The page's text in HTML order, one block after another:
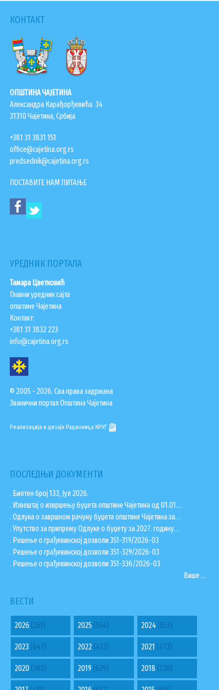
КОНТАКТ
ОПШТИНА ЧАЈЕТИНА
Александра Карађорђевића 34
31310 Чајетина, Србија
+381 31 3831 151
office@cajetina.org.rs
predsednik@cajetina.org.rs
ПОСТАВИТЕ НАМ ПИТАЊЕ
УРЕДНИК ПОРТАЛА
Тамара Цветковић
Главни уредник сајта
општине Чајетина
Контакт:
+381 31 3832 223
info@cajetina.org.rs
© 2005 - 2026. Сва права задржана
Званични портал Општина Чајетина
Реализација и дизајн Радионица КРУГ
ПОСЛЕДЊИ ДОКУМЕНТИ
. Билтен број 133, Јул 2026.
. Извештај о извршењу буџета општине Чајетина од 01.01…
. Одлука о завршном рачуну буџета општине Чајетина за…
. Упутство за припрему Одлуке о буџету за 2027. годину…
. Решење о грађевинској дозволи 351-319/2026-03
. Решење о грађевинској дозволи 351-329/2026-03
. Решење о грађевинској дозволи 351-336/2026-03
Више ...
ВЕСТИ
2026 (261) 2025 (554) 2024 (553)
2023 (647) 2022 (423) 2021 (473)
2020 (362) 2019 (629) 2018 (720)